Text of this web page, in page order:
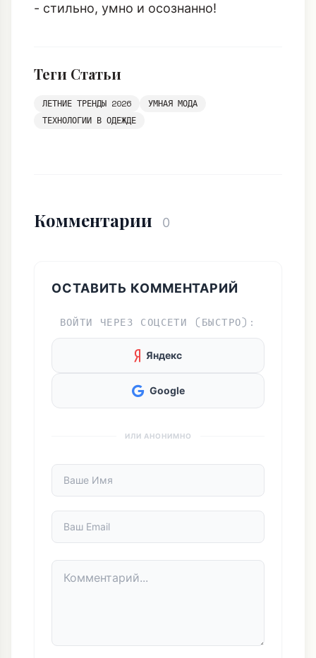
- стильно, умно и осознанно!
Теги Статьи
ЛЕТНИЕ ТРЕНДЫ 2026
УМНАЯ МОДА
ТЕХНОЛОГИИ В ОДЕЖДЕ
Комментарии 0
ОСТАВИТЬ КОММЕНТАРИЙ
ВОЙТИ ЧЕРЕЗ СОЦСЕТИ (БЫСТРО):
Яндекс
Google
ИЛИ АНОНИМНО